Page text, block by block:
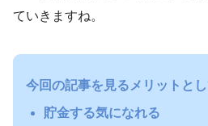
ていきますね。
今回の記事を見るメリットと
貯金する気になれる